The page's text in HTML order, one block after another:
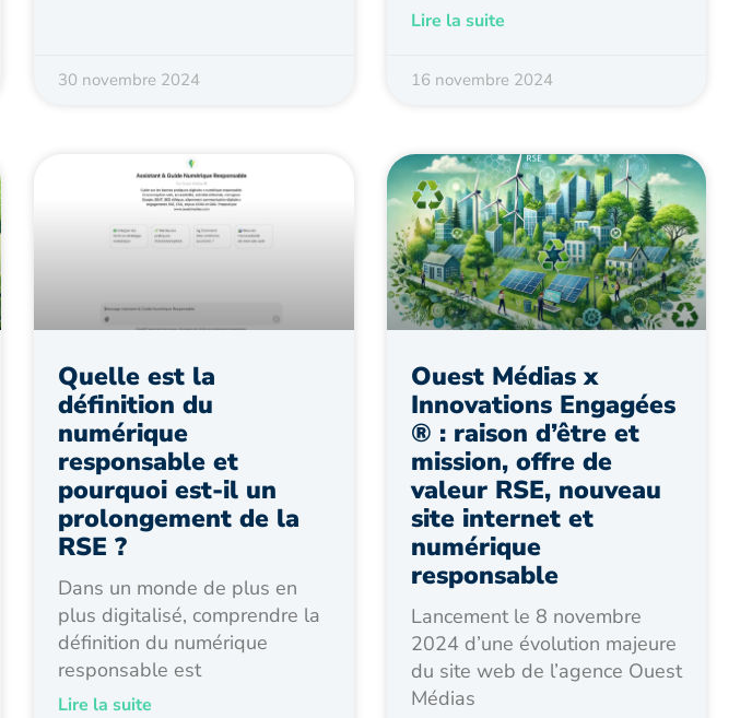
30 novembre 2024
Lire la suite
16 novembre 2024
Quelle est la
définition du
numérique
responsable et
pourquoi est-il un
prolongement de la
RSE ?
Dans un monde de plus en
plus digitalisé, comprendre la
définition du numérique
responsable est
Lire la suite
Ouest Médias x
Innovations Engagées
® : raison d’être et
mission, offre de
valeur RSE, nouveau
site internet et
numérique
responsable
Lancement le 8 novembre
2024 d’une évolution majeure
du site web de l’agence Ouest
Médias